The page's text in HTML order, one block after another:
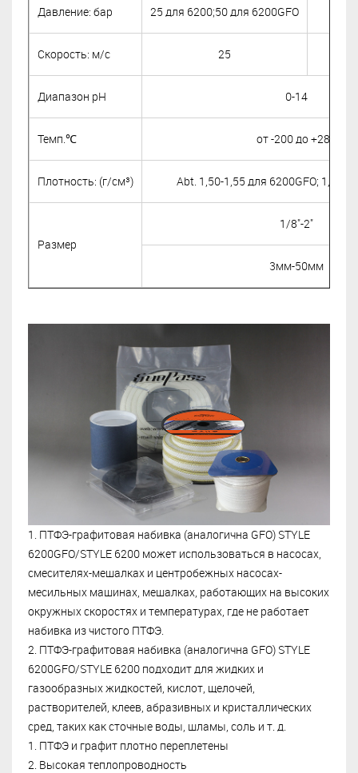
Давление: бар 25 для 6200;50 для 6200GFO
Скорость: м/с 25
Диапазон рН 0-14
Темп.℃ от -200 до +288
Плотность: (г/см³) Abt. 1,50-1,55 для 6200GFO; 1,65-
Размер
1/8"-2"
3мм-50мм
1. ПТФЭ-графитовая набивка (аналогична GFO) STYLE
6200GFO/STYLE 6200 может использоваться в насосах,
смесителях-мешалках и центробежных насосах-
месильных машинах, мешалках, работающих на высоких
окружных скоростях и температурах, где не работает
набивка из чистого ПТФЭ.
2. ПТФЭ-графитовая набивка (аналогична GFO) STYLE
6200GFO/STYLE 6200 подходит для жидких и
газообразных жидкостей, кислот, щелочей,
растворителей, клеев, абразивных и кристаллических
сред, таких как сточные воды, шламы, соль и т. д.
1. ПТФЭ и графит плотно переплетены
2. Высокая теплопроводность